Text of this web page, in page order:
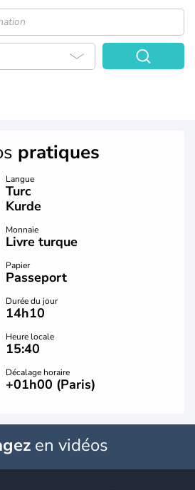
pratiques
Langue
Turc
Kurde
Monnaie
Livre turque
Papier
Passeport
Durée du jour
14h10
Heure locale
15:40
Décalage horaire
+01h00 (Paris)
en vidéos